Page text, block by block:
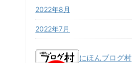
2022年8月
2022年7月
にほんブログ村